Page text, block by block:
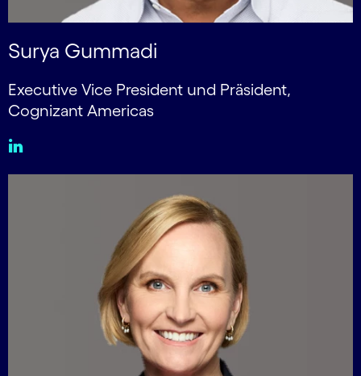
Surya Gummadi
Executive Vice President und Präsident,
Cognizant Americas